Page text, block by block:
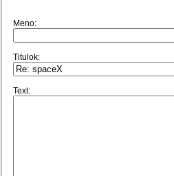
Meno:
Titulok:
Text: